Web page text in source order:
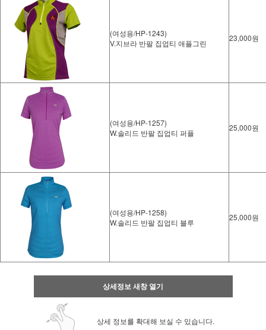
(여성용/HP-1243)
V.지브라 반팔 집업티 애플그린
23,000원
(여성용/HP-1257)
W.솔리드 반팔 집업티 퍼플
25,000원
(여성용/HP-1258)
W.솔리드 반팔 집업티 블루
25,000원
상세정보 새창 열기
상세 정보를 확대해 보실 수 있습니다.